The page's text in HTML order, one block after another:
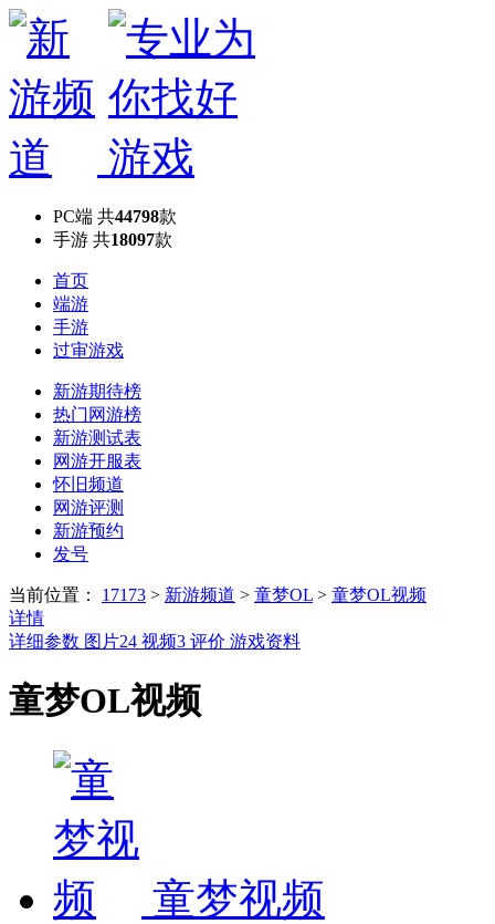
PC端 共44798款
手游 共18097款
首页
端游
手游
过审游戏
新游期待榜
热门网游榜
新游测试表
网游开服表
怀旧频道
网游评测
新游预约
发号
当前位置： 17173 > 新游频道 > 童梦OL > 童梦OL视频
详情
详细参数 图片24 视频3 评价 游戏资料
童梦OL视频
童梦视频